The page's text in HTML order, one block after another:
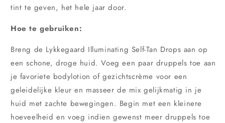
tint te geven, het hele jaar door.
Hoe te gebruiken:
Breng de Lykkegaard Illuminating Self-Tan Drops aan op
een schone, droge huid. Voeg een paar druppels toe aan
je favoriete bodylotion of gezichtscrème voor een
geleidelijke kleur en masseer de mix gelijkmatig in je
huid met zachte bewegingen. Begin met een kleinere
hoeveelheid en voeg indien gewenst meer druppels toe